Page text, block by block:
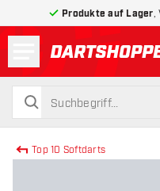
Produkte auf Lager
zurück
suchen
suchen
Top 10 Softdarts